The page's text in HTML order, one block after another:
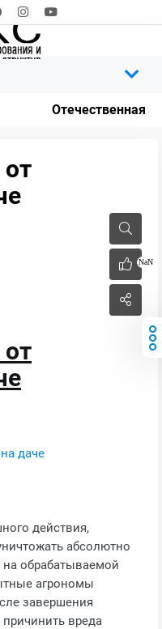
Отечественная
NaN
действия,
абсолютно
на обрабатываемой
агрономы
завершения
вреда